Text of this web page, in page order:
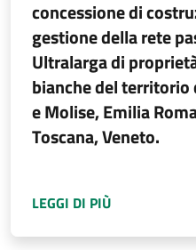
concessione di
gestione della rete
Ultralarga di
bianche del territorio
e Molise, Emilia
Toscana, Veneto.
LEGGI DI PIÙ